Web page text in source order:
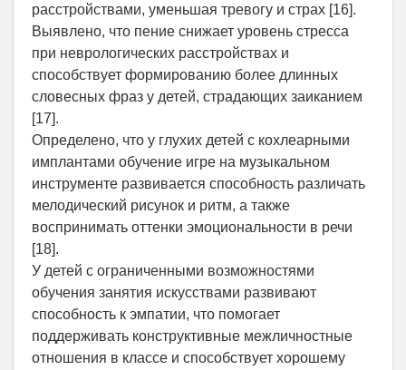
расстройствами, уменьшая тревогу и страх [16].
Выявлено, что пение снижает уровень стресса
при неврологических расстройствах и
способствует формированию более длинных
словесных фраз у детей, страдающих заиканием
[17].
Определено, что у глухих детей с кохлеарными
имплантами обучение игре на музыкальном
инструменте развивается способность различать
мелодический рисунок и ритм, а также
воспринимать оттенки эмоциональности в речи
[18].
У детей с ограниченными возможностями
обучения занятия искусствами развивают
способность к эмпатии, что помогает
поддерживать конструктивные межличностные
отношения в классе и способствует хорошему